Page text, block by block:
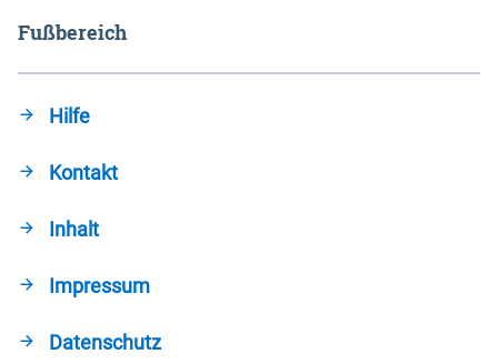
Fußbereich
Hilfe
Kontakt
Inhalt
Impressum
Datenschutz